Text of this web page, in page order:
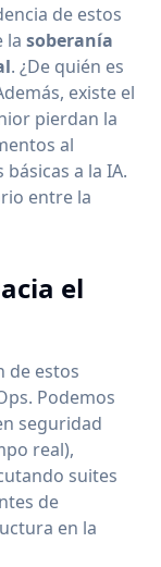
de estos
la soberanía
. ¿De quién es
existe el
pierdan la
al
a la IA.
entre la
el
de estos
Podemos
seguridad
real),
suites
de
en la